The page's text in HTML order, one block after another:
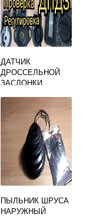
ДАТЧИК
ДРОССЕЛЬНОЙ
ЗАСЛОНКИ
ПЫЛЬНИК ШРУСА
НАРУЖНЫЙ